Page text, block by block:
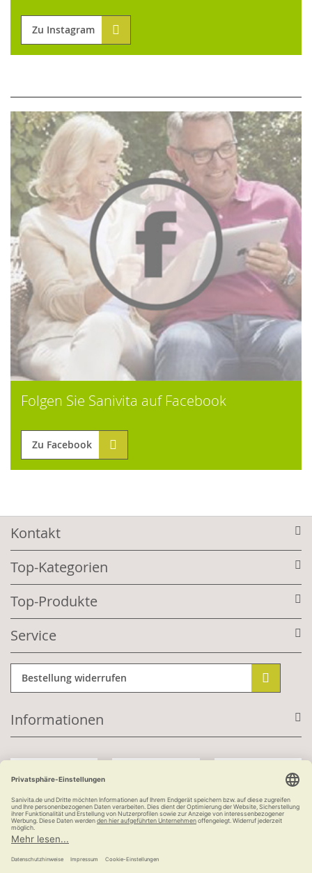
Zu Instagram
Folgen Sie Sanivita auf Facebook
Zu Facebook
Kontakt
Top-Kategorien
Top-Produkte
Service
Bestellung widerrufen
Informationen
Kauf auf Rechnung